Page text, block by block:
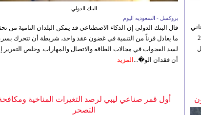
البنك الدولي
بروكسل - السعوديه اليوم
قال البنك الدولي إن الذكاء الاصطناعي قد يمكن البلدان النامية من
ما يعادل قرناً من التنمية في غضون عقد واحد، شريطة أن تتحرك
لسد الفجوات في مجالات الطاقة والاتصال والمهارات. وخلص التقرير
أن فقدان الو�... المزيد
آب الجاري، إلى 23
أول قمر صناعي ليبي لرصد التغيرات المناخية
التصحر